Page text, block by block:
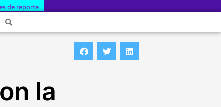
de reporte
la